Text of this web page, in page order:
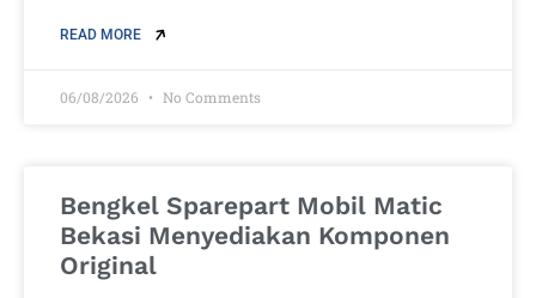
READ MORE
06/08/2026 No Comments
Bengkel Sparepart Mobil Matic
Bekasi Menyediakan Komponen
Original